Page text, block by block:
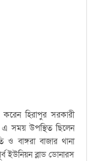
করেন হিরাপুর সরকারী
এ সময় উপস্থিত ছিলেন
ও বাঙ্গরা বাজার থানা
ইউনিয়ন ব্লাড ডোনারস